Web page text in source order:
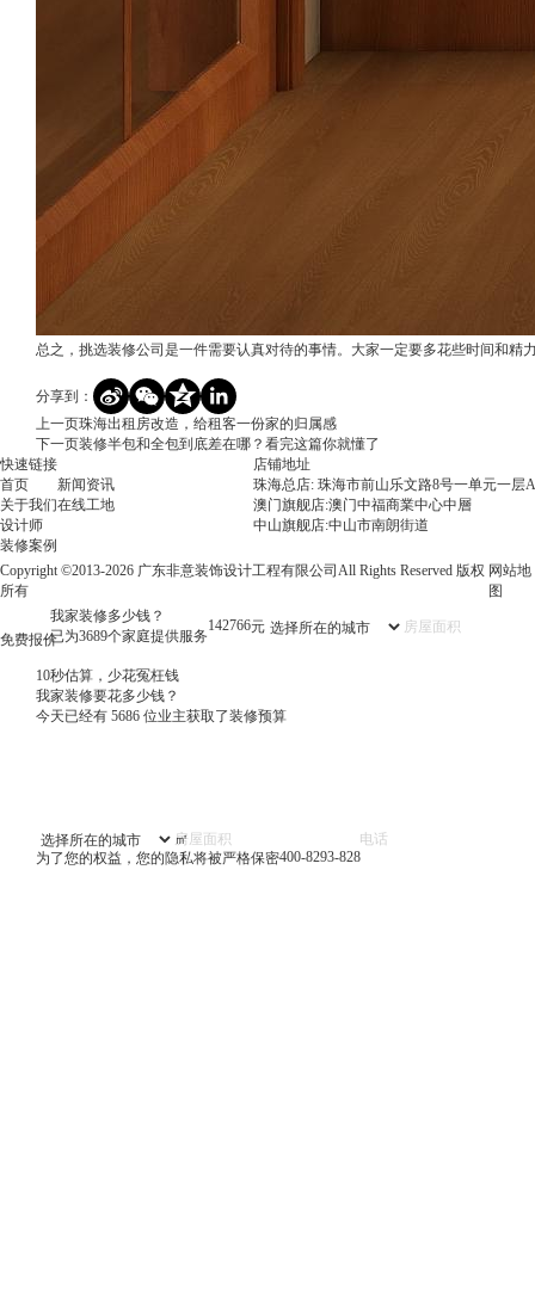
总之，挑选装修公司是一件需要认真对待的事情。大家一定要多花些时间和
分享到：
上一页珠海出租房改造，给租客一份家的归属感
下一页装修半包和全包到底差在哪？看完这篇你就懂了
快速链接
首页
关于我们
设计师
装修案例
新闻资讯
在线工地
店铺地址
珠海总店: 珠海市前山乐文路8号一单元一层
澳门旗舰店:澳门中福商業中心中層
中山旗舰店:中山市南朗街道
Copyright ©2013-2026 广东非意装饰设计工程有限公司All Rights Reserved 版权
所有
网站地
图
免费报价
我家装修多少钱？
已为3689个家庭提供服务
143301元
10秒估算，少花冤枉钱
我家装修要花多少钱？
今天已经有 5686 位业主获取了装修预算
㎡
为了您的权益，您的隐私将被严格保密400-8293-828